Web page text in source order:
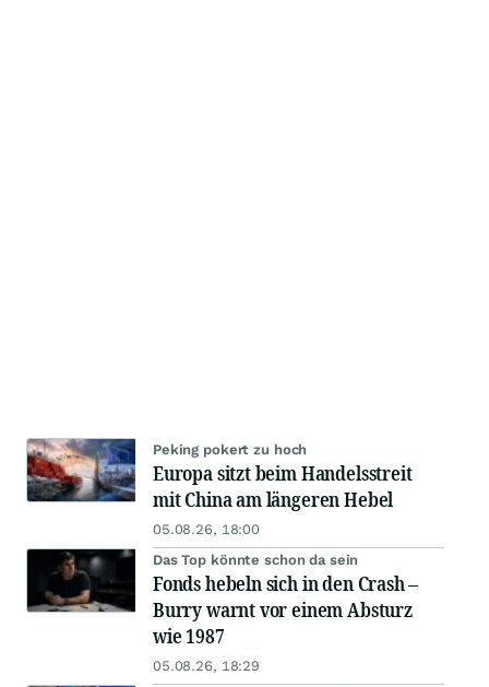
Peking pokert zu hoch
Europa sitzt beim Handelsstreit
mit China am längeren Hebel
05.08.26, 18:00
Das Top könnte schon da sein
Fonds hebeln sich in den Crash –
Burry warnt vor einem Absturz
wie 1987
05.08.26, 18:29